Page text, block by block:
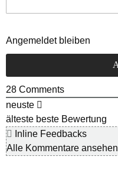
Angemeldet bleiben
28 Comments
neuste
älteste beste Bewertung
Inline Feedbacks
Alle Kommentare ansehen